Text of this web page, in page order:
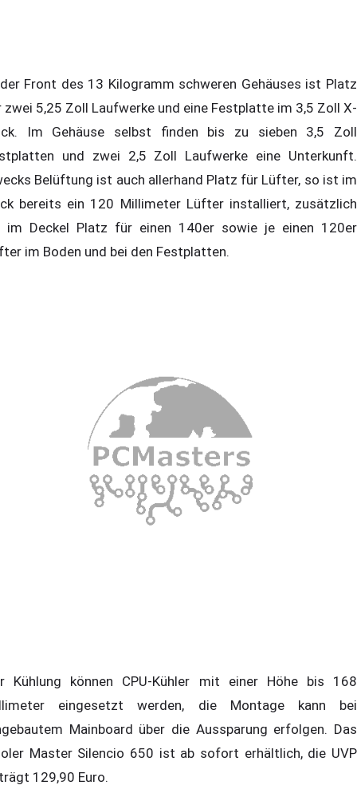
Front des 13 Kilogramm schweren Gehäuses ist Platz
zwei 5,25 Zoll Laufwerke und eine Festplatte im 3,5 Zoll X-
Im Gehäuse selbst finden bis zu sieben 3,5 Zoll
und zwei 2,5 Zoll Laufwerke eine Unterkunft.
Belüftung ist auch allerhand Platz für Lüfter, so ist im
bereits ein 120 Millimeter Lüfter installiert, zusätzlich
im Deckel Platz für einen 140er sowie je einen 120er
im Boden und bei den Festplatten.
Kühlung können CPU-Kühler mit einer Höhe bis 168
eingesetzt werden, die Montage kann bei
Mainboard über die Aussparung erfolgen. Das
Master Silencio 650 ist ab sofort erhältlich, die UVP
129,90 Euro.